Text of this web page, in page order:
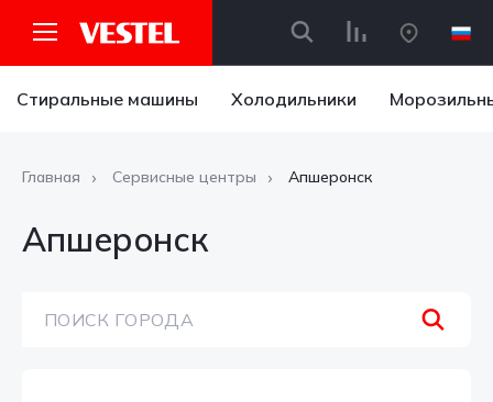
Стиральные машины Холодильники
Главная Сервисные центры Апшеронск
Апшеронск
ПОИСК ГОРОДА